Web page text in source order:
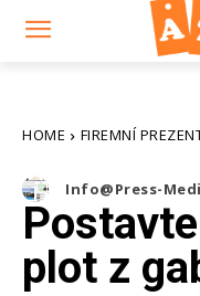
HOME FIREMNÍ
Info@press-
plot z